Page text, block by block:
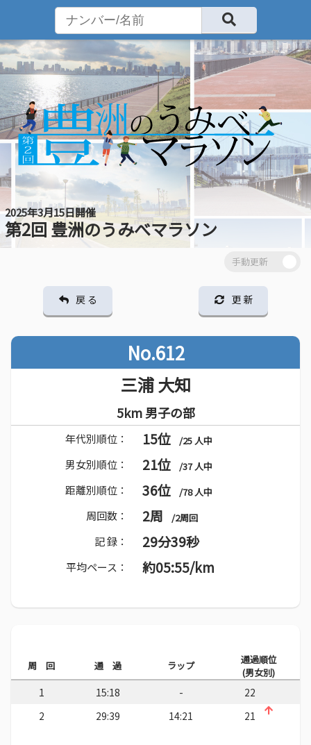
2025年3月15日開催
第2回 豊洲のうみべマラソン
戻 る 更 新
No.612
三浦 大知
5km 男子の部
年代別順位： 15位 /25 人中
男女別順位： 21位 /37 人中
距離別順位： 36位 /78 人中
周回数： 2周 /2周回
記 録： 29分39秒
平均ペース： 約05:55/km
周 回 通 過 ラップ
通過順位
(男女別)
1 15:18 -
22
2
29:39 14:21 21